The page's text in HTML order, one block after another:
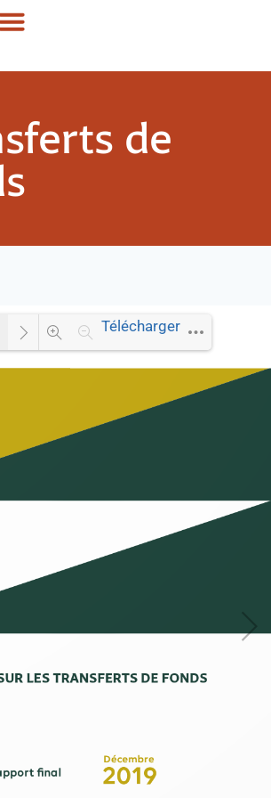
de
Télécharger